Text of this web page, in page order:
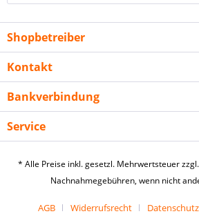
Shopbetreiber
Kontakt
Bankverbindung
Service
* Alle Preise inkl. gesetzl. Mehrwertsteuer zzgl.
Nachnahmegebühren, wenn nicht
AGB Widerrufsrecht Datenschutz